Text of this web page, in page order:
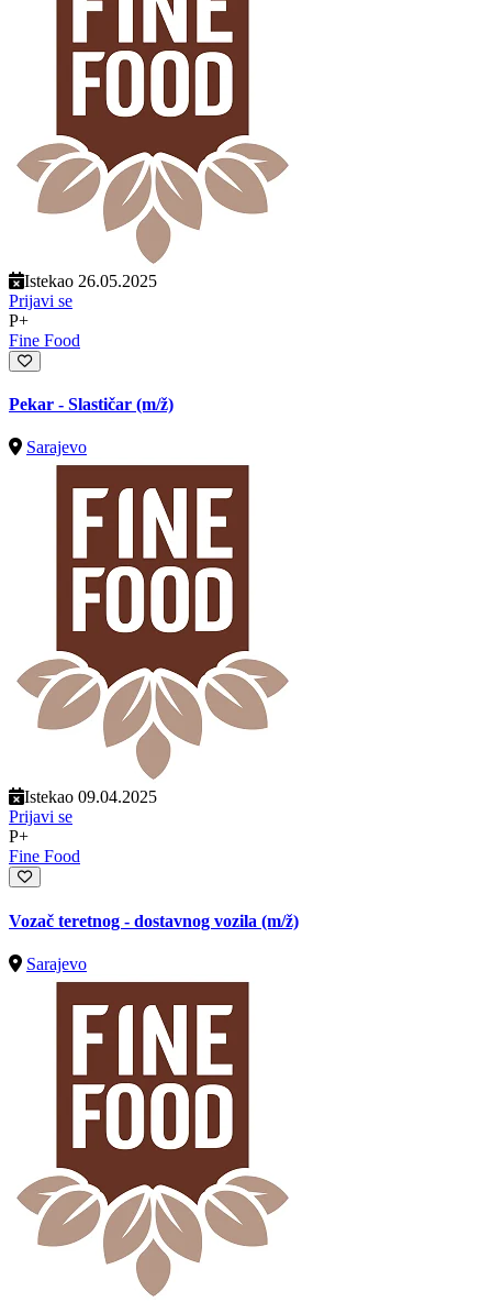
Istekao 26.05.2025
Prijavi se
P+
Fine Food
Pekar - Slastičar (m/ž)
Sarajevo
Istekao 09.04.2025
Prijavi se
P+
Fine Food
Vozač teretnog - dostavnog vozila (m/ž)
Sarajevo